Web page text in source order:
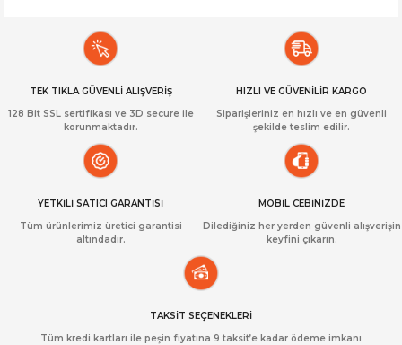
TEK TIKLA GÜVENLİ ALIŞVERİŞ
128 Bit SSL sertifikası ve 3D secure ile
korunmaktadır.
HIZLI VE GÜVENİLİR KARGO
Siparişleriniz en hızlı ve en güvenli
şekilde teslim edilir.
YETKİLİ SATICI GARANTİSİ
Tüm ürünlerimiz üretici garantisi
altındadır.
MOBİL CEBİNİZDE
Dilediğiniz her yerden güvenli alışverişin
keyfini çıkarın.
TAKSİT SEÇENEKLERİ
Tüm kredi kartları ile peşin fiyatına 9 taksit’e kadar ödeme imkanı